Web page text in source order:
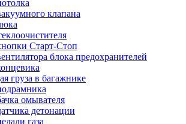
клапана
Старт-Стоп
блока предохранителей
груза в багажнике
омывателя
детонации
газа